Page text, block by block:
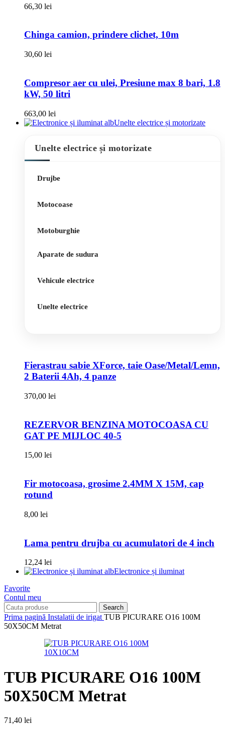
66,30 lei
Chinga camion, prindere clichet, 10m
30,60 lei
Compresor aer cu ulei, Presiune max 8 bari, 1.8
kW, 50 litri
663,00 lei
Unelte electrice și motorizate
Unelte electrice și motorizate
Drujbe
Motocoase
Motoburghie
Aparate de sudura
Vehicule electrice
Unelte electrice
Fierastrau sabie XForce, taie Oase/Metal/Lemn,
2 Baterii 4Ah, 4 panze
370,00 lei
REZERVOR BENZINA MOTOCOASA CU
GAT PE MIJLOC 40-5
15,00 lei
Fir motocoasa, grosime 2.4MM X 15M, cap
rotund
8,00 lei
Lama pentru drujba cu acumulatori de 4 inch
12,24 lei
Electronice și iluminat
Favorite
Contul meu
Search
Prima pagină Instalatii de irigat TUB PICURARE O16 100M
50X50CM Metrat
TUB PICURARE O16 100M
50X50CM Metrat
71,40 lei